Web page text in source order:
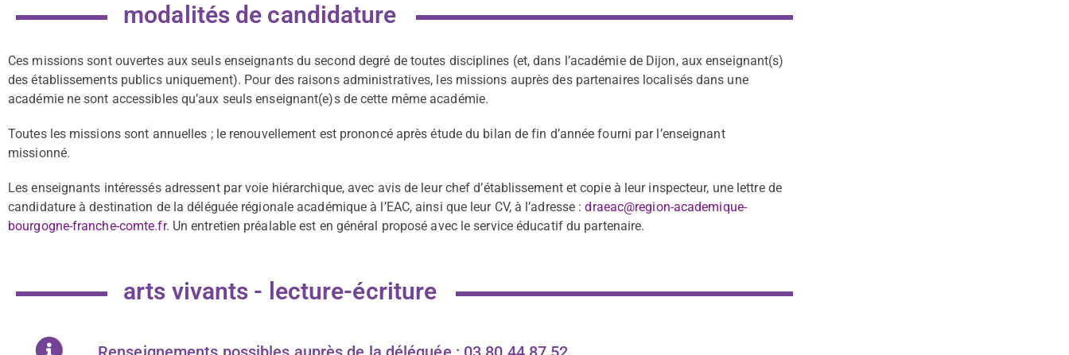
modalités de candidature
Ces missions sont ouvertes aux seuls enseignants du second degré de toutes disciplines (et, dans l’académie de Dijon, aux enseignant(s)
des établissements publics uniquement). Pour des raisons administratives, les missions auprès des partenaires localisés dans une
académie ne sont accessibles qu’aux seuls enseignant(e)s de cette même académie.
Toutes les missions sont annuelles ; le renouvellement est prononcé après étude du bilan de fin d’année fourni par l’enseignant
missionné.
Les enseignants intéressés adressent par voie hiérarchique, avec avis de leur chef d’établissement et copie à leur inspecteur, une lettre de
candidature à destination de la déléguée régionale académique à l’EAC, ainsi que leur CV, à l’adresse :draeac@region-academique-
bourgogne-franche-comte.fr. Un entretien préalable est en général proposé avec le service éducatif du partenaire.
arts vivants - lecture-écriture